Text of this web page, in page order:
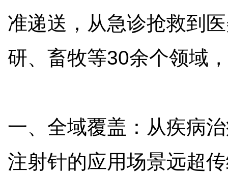
准递送，从急诊抢救到
研、畜牧等30余个领域
一、全域覆盖：从疾病
注射针的应用场景远超